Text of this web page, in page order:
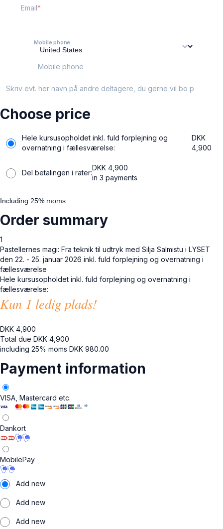
Email
Mobile phone
Mobile phone
Choose price
Hele kursusopholdet inkl. fuld forplejning og
overnatning i fællesværelse:
DKK
4,900
Del betalingen i rater:
DKK 4,900
in 3 payments
Including 25% moms
Order summary
1
Pastellernes magi: Fra teknik til udtryk med Silja Salmistu i LYSET
den 22. - 25. januar 2026 inkl. fuld forplejning og overnatning i
fællesværelse
Hele kursusopholdet inkl. fuld forplejning og overnatning i
fællesværelse:
Kun 1 ledig plads!
DKK 4,900
Total due DKK 4,900
including 25% moms DKK 980.00
Payment information
VISA, Mastercard etc.
Dankort
MobilePay
Add new
Add new
Add new